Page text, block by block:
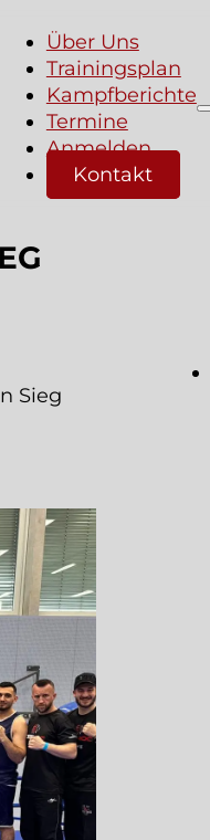
Über Uns
Trainingsplan
Kampfberichte
Termine
Anmelden
Kontakt
Sieg